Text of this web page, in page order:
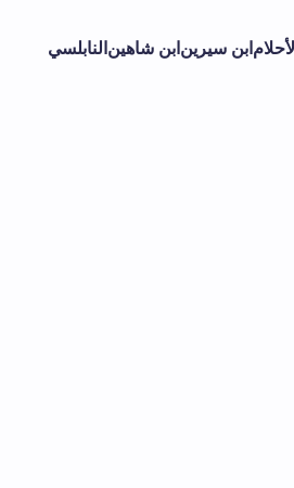
ابن سيرين ابن شاهين النابلسي